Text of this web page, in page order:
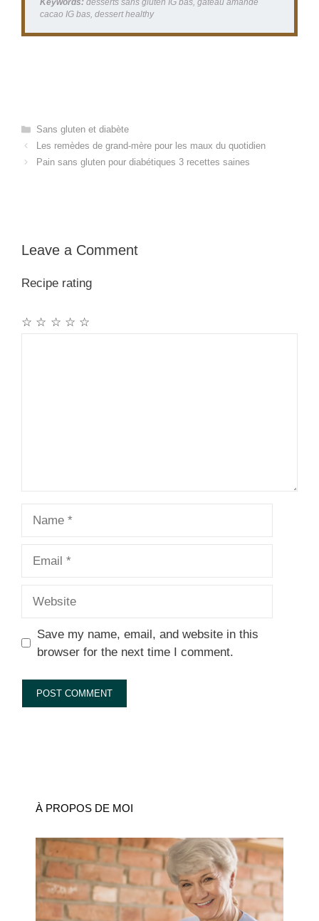
Keywords: desserts sans gluten IG bas, gâteau amande
cacao IG bas, dessert healthy
Categories
Sans gluten et diabète
Les remèdes de grand-mère pour les maux du quotidien
Pain sans gluten pour diabétiques 3 recettes saines
Leave a Comment
Recipe rating
☆
☆
☆
☆
☆
Save my name, email, and website in this
browser for the next time I comment.
À PROPOS DE MOI